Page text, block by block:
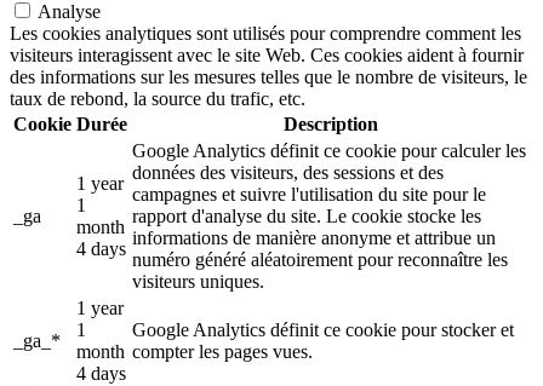
Analyse
Les cookies analytiques sont utilisés pour comprendre comment les
visiteurs interagissent avec le site Web. Ces cookies aident à fournir
des informations sur les mesures telles que le nombre de visiteurs, le
taux de rebond, la source du trafic, etc.
Cookie Durée Description
_ga
1 year
1
month
4 days
Google Analytics définit ce cookie pour calculer les
données des visiteurs, des sessions et des
campagnes et suivre l'utilisation du site pour le
rapport d'analyse du site. Le cookie stocke les
informations de manière anonyme et attribue un
numéro généré aléatoirement pour reconnaître les
visiteurs uniques.
_ga_*
1 year
1
month
4 days
Google Analytics définit ce cookie pour stocker et
compter les pages vues.